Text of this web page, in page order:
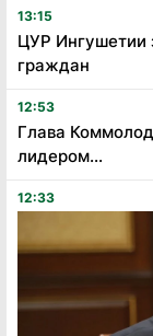
13:15
ЦУР Ингушетии
граждан
12:53
Глава
лидером...
12:33